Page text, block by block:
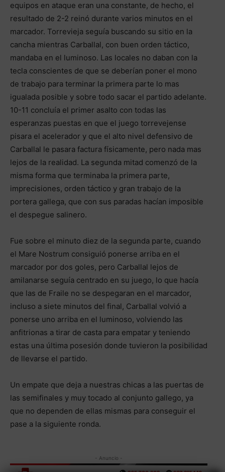
equipos en ataque eran una constante, de hecho, el
resultado de 2-2 reinó durante varios minutos en el
marcador. Torrevieja seguía buscando su sitio en la
cancha mientras Carballal, con buen orden táctico,
mandaba en el luminoso. Las locales no daban con la
tecla conscientes de que se deberían poner el mono
de trabajo para terminar la primera parte lo mas
igualada posible y sobre todo sacar el partido adelante.
10-11 concluía el primer asalto con todas las
esperanzas puestas en que el juego torrevejense
pisara el acelerador y que el alto nivel defensivo de
Carballal le pasara factura físicamente, pero nada mas
lejos de la realidad. La segunda mitad comenzó de la
misma forma que terminaba la primera parte,
imprecisiones, orden táctico y gran trabajo de la
portera gallega, que con sus paradas hacían imposible
el despegue salinero.
Fue sobre el minuto diez de la segunda parte, cuando
el Mare Nostrum consiguió ponerse arriba en el
marcador por dos goles, pero Carballal lejos de
amilanarse seguía centrado en su juego, lo que hacía
que las de Fraile no se despegaran en el marcador,
incluso a siete minutos del final, Carballal volvió a
ponerse uno arriba en el luminoso, volviendo las
anfitrionas a tirar de casta para empatar y teniendo
estas una última posesión donde tuvieron la posibilidad
de llevarse el partido.
Un empate que deja a nuestras chicas a las puertas de
las semifinales y muy tocado al conjunto gallego, ya
que no dependen de ellas mismas para conseguir el
pase a la siguiente ronda.
- Anuncio -